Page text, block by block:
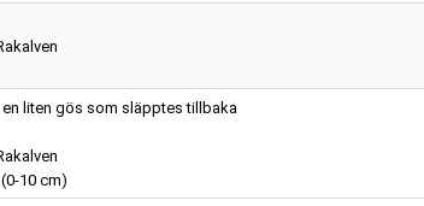
liten gös som släpptes tillbaka
10 cm)